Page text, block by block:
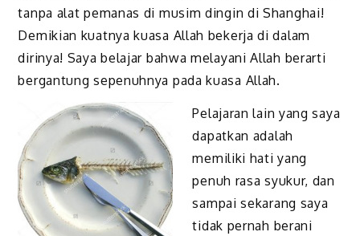
tanpa alat pemanas di musim dingin di Shanghai!
Demikian kuatnya kuasa Allah bekerja di dalam
dirinya! Saya belajar bahwa melayani Allah berarti
bergantung sepenuhnya pada kuasa Allah.
Pelajaran lain yang saya
dapatkan adalah
memiliki hati yang
penuh rasa syukur, dan
sampai sekarang saya
tidak pernah berani